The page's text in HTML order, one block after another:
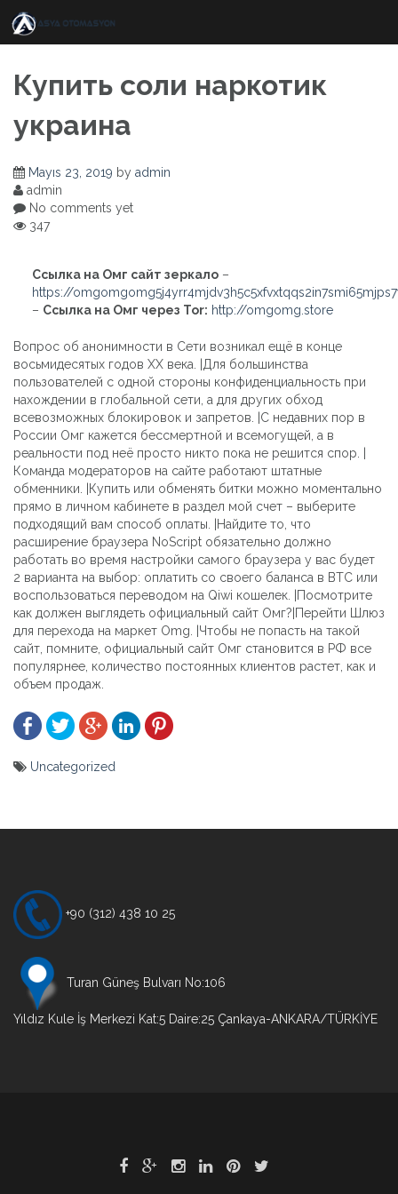
content
Купить соли наркотик
украина
Mayıs 23, 2019 by admin
admin
No comments yet
347
Ссылка на Омг сайт зеркало –
https://
– Ссылка на Омг через Tor: http://omgomg.store
Вопрос об анонимности в Сети возникал ещё в конце
восьмидесятых годов ХХ века. |Для большинства
пользователей с одной стороны конфиденциальность при
нахождении в глобальной сети, а для других обход
всевозможных блокировок и запретов. |С недавних пор в
России Омг кажется бессмертной и всемогущей, а в
реальности под неё просто никто пока не решится спор. |
Команда модераторов на сайте работают штатные
обменники. |Купить или обменять битки можно моментально
прямо в личном кабинете в раздел мой счет – выберите
подходящий вам способ оплаты. |Найдите то, что
расширение браузера NoScript обязательно должно
работать во время настройки самого браузера у вас будет
2 варианта на выбор: оплатить со своего баланса в BTC или
воспользоваться переводом на Qiwi кошелек. |Посмотрите
как должен выглядеть официальный сайт Омг?|Перейти Шлюз
для перехода на маркет Omg. |Чтобы не попасть на такой
сайт, помните, официальный сайт Омг становится в РФ все
популярнее, количество постоянных клиентов растет, как и
объем продаж.
Uncategorized
+90 (312) 438 10 25
Turan Güneş Bulvarı No:106
Yıldız Kule İş Merkezi Kat:5 Daire:25 Çankaya-ANKARA/TÜRKİYE